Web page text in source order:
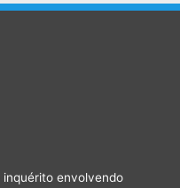
envolvendo